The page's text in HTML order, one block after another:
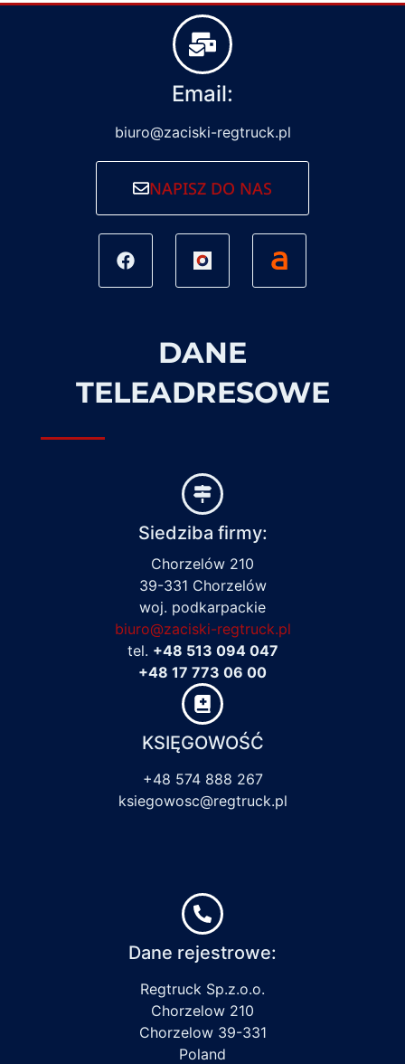
Email:
biuro@zaciski-regtruck.pl
NAPISZ DO NAS
DANE
TELEADRESOWE
Siedziba firmy:
Chorzelów 210
39-331 Chorzelów
woj. podkarpackie
biuro@zaciski-regtruck.pl
tel. +48 513 094 047
+48 17 773 06 00
KSIĘGOWOŚĆ
+48 574 888 267
ksiegowosc@regtruck.pl
Dane rejestrowe:
Regtruck Sp.z.o.o.
Chorzelow 210
Chorzelow 39-331
Poland